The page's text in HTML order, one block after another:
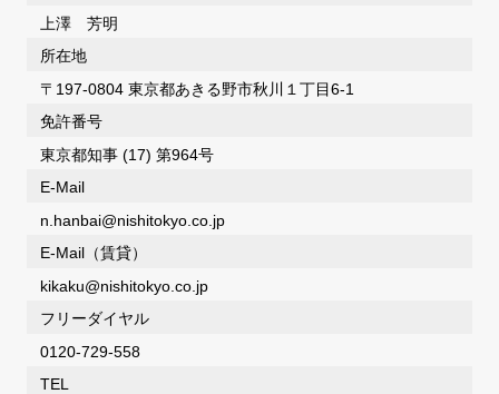
上澤 芳明
所在地
〒197-0804 東京都あきる野市秋川１丁目6-1
免許番号
東京都知事 (17) 第964号
E-Mail
n.hanbai@nishitokyo.co.jp
E-Mail（賃貸）
kikaku@nishitokyo.co.jp
フリーダイヤル
0120-729-558
TEL